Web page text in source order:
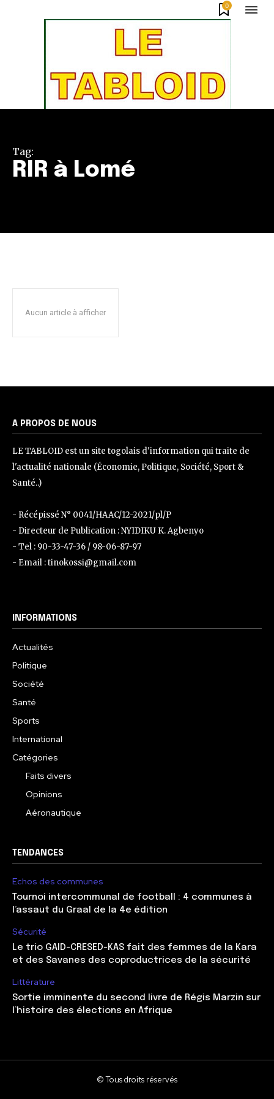
0
Tag:
RIR à Lomé
Aucun article à afficher
A PROPOS DE NOUS
LE TABLOID est un site togolais d'information qui traite de
l'actualité nationale (Économie, Politique, Société, Sport &
Santé..)
- Récépissé N° 0041/HAAC/12-2021/pl/P
- Directeur de Publication : NYIDIKU K. Agbenyo
- Tel : 90-33-47-36 / 98-06-87-97
- Email : tinokossi@gmail.com
INFORMATIONS
Actualités
Politique
Société
Santé
Sports
International
Catégories
Faits divers
Opinions
Aéronautique
TENDANCES
Echos des communes
Tournoi intercommunal de football : 4 communes à
l’assaut du Graal de la 4e édition
Sécurité
Le trio GAID-CRESED-KAS fait des femmes de la Kara
et des Savanes des coproductrices de la sécurité
Littérature
Sortie imminente du second livre de Régis Marzin sur
l’histoire des élections en Afrique
© Tous droits réservés